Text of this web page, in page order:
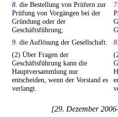
8. die Bestellung von Prüfern zur
Prüfung von Vorgängen bei der
Gründung oder der
Geschäftsführung;
7.
9. die Auflösung der Gesellschaft. 8.
(2) Über Fragen der
Geschäftsführung kann die
Hauptversammlung nur
entscheiden, wenn der Vorstand es
verlangt.
[29. Dezember